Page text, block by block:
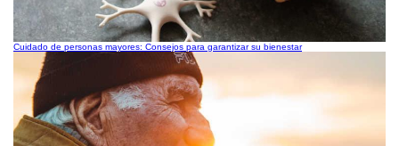
Cuidado de personas mayores: Consejos para garantizar su bienestar